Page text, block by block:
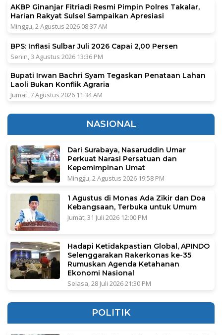
AKBP Ginanjar Fitriadi Resmi Pimpin Polres Takalar,
Harian Rakyat Sulsel Sampaikan Apresiasi
Minggu, 2 Agustus 2026 08:37 AM
BPS: Inflasi Sulbar Juli 2026 Capai 2,00 Persen
Senin, 3 Agustus 2026 13:36 PM
Bupati Irwan Bachri Syam Tegaskan Penataan Lahan
Laoli Bukan Konflik Agraria
Jumat, 7 Agustus 2026 11:34 AM
NASIONAL
Dari Surabaya, Nasaruddin Umar
Perkuat Narasi Persatuan dan
Kepemimpinan Umat
Minggu, 2 Agustus 2026 19:58 PM
1 Agustus di Monas Ada Zikir dan Doa
Kebangsaan, Terbuka untuk Umum
Jumat, 31 Juli 2026 12:00 PM
Hadapi Ketidakpastian Global, APINDO
Selenggarakan Rakerkonas ke-35
Rumuskan Agenda Ketahanan
Ekonomi Nasional
Selasa, 28 Juli 2026 21:30 PM
POLITIK